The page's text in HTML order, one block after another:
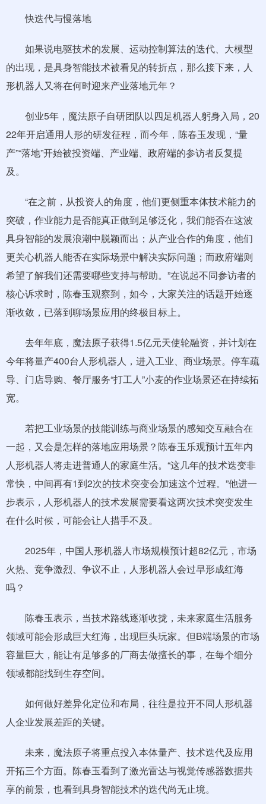
快迭代与慢落地
如果说电驱技术的发展、运动控制算法的迭代、大模型
的出现，是具身智能技术被看见的转折点，那么接下来，人
形机器人又将在何时迎来产业落地元年？
创业5年，魔法原子自研团队以四足机器人躬身入局，20
22年开启通用人形的研发征程，而今年，陈春玉发现，“量
产”“落地”开始被投资端、产业端、政府端的参访者反复提
及。
“在之前，从投资人的角度，他们更侧重本体技术能力的
突破，作业能力是否能真正做到足够泛化，我们能否在这波
具身智能的发展浪潮中脱颖而出；从产业合作的角度，他们
更关心机器人能否在实际场景中解决实际问题；而政府端则
希望了解我们还需要哪些支持与帮助。”在说起不同参访者的
核心诉求时，陈春玉观察到，如今，大家关注的话题开始逐
渐收敛，已落到聊场景应用的终极目标上。
去年年底，魔法原子获得1.5亿元天使轮融资，并计划在
今年将量产400台人形机器人，进入工业、商业场景。停车疏
导、门店导购、餐厅服务“打工人”小麦的作业场景还在持续拓
宽。
若把工业场景的技能训练与商业场景的感知交互融合在
一起，又会是怎样的落地应用场景？陈春玉乐观预计五年内
人形机器人将走进普通人的家庭生活。“这几年的技术迭变非
常快，中间再有1到2次的技术突变会加速这个过程。”他进一
步表示，人形机器人的技术发展需要看这两次技术突变发生
在什么时候，可能会让人措手不及。
2025年，中国人形机器人市场规模预计超82亿元，市场
火热、竞争激烈、争议不止，人形机器人会过早形成红海
吗？
陈春玉表示，当技术路线逐渐收拢，未来家庭生活服务
领域可能会形成巨大红海，出现巨头玩家。但B端场景的市场
容量巨大，能让有足够多的厂商去做擅长的事，在每个细分
领域都能找到生存空间。
如何做好差异化定位和布局，往往是拉开不同人形机器
人企业发展差距的关键。
未来，魔法原子将重点投入本体量产、技术迭代及应用
开拓三个方面。陈春玉看到了激光雷达与视觉传感器数据共
享的前景，也看到具身智能技术的迭代尚无止境。